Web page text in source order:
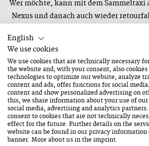
Wer möchte, kann mit dem Sammeltaxi
Nexus und danach auch wieder
August unter
+43 / (0) 6582 / 70660-11 ist hier
Naturkino Asitz
English
We use cookies
We use cookies that are technically necessary
the website and, with your consent, also
technologies to optimize our website, analyze
content and ads, offer functions for social
content and show personalized advertising on
this, we share information about your use of
social media, advertising and analytics
consent to cookies that are not technically
effect for the future. Further details on the
website can be found in ourprivacy information
banner. More about us in theimprint.